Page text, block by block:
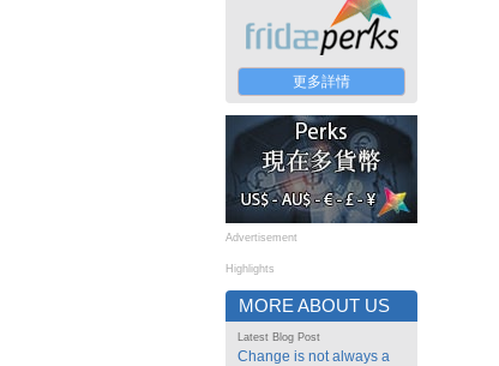
更多詳情
Advertisement
Highlights
MORE ABOUT US
Latest Blog Post
Change is not always a